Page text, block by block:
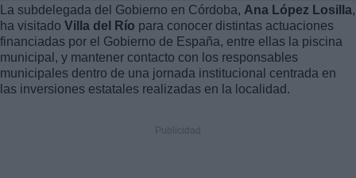
La subdelegada del Gobierno en Córdoba, Ana López Losilla,
ha visitado Villa del Río para conocer distintas actuaciones
financiadas por el Gobierno de España, entre ellas la piscina
municipal, y mantener contacto con los responsables
municipales dentro de una jornada institucional centrada en
las inversiones estatales realizadas en la localidad.